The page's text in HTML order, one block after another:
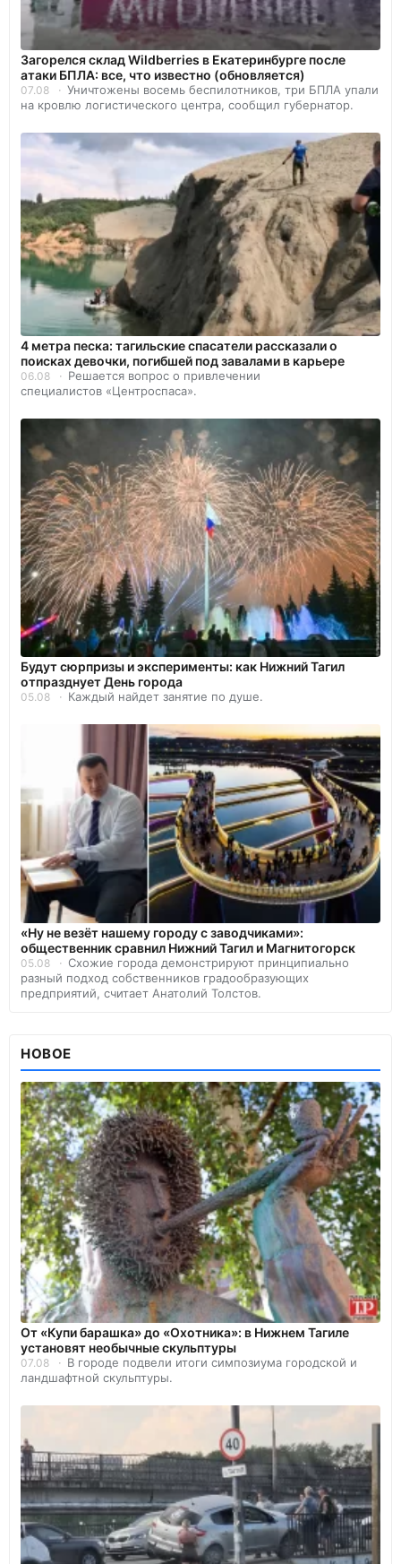
Загорелся склад Wildberries в Екатеринбурге после
атаки БПЛА: все, что известно (обновляется)
07.08
Уничтожены восемь беспилотников, три БПЛА упали
на кровлю логистического центра, сообщил губернатор.
4 метра песка: тагильские спасатели рассказали о
поисках девочки, погибшей под завалами в карьере
06.08
Решается вопрос о привлечении
специалистов «Центроспаса».
Будут сюрпризы и эксперименты: как Нижний Тагил
отпразднует День города
05.08 Каждый найдет занятие по душе.
«Ну не везёт нашему городу с заводчиками»:
общественник сравнил Нижний Тагил и Магнитогорск
05.08
Схожие города демонстрируют принципиально
разный подход собственников градообразующих
предприятий, считает Анатолий Толстов.
НОВОЕ
От «Купи барашка» до «Охотника»: в Нижнем Тагиле
установят необычные скульптуры
07.08
В городе подвели итоги симпозиума городской и
ландшафтной скульптуры.